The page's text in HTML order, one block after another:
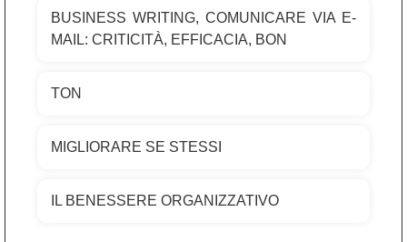
BUSINESS WRITING, COMUNICARE VIA E-
MAIL: CRITICITÀ, EFFICACIA, BON
TON
MIGLIORARE SE STESSI
IL BENESSERE ORGANIZZATIVO